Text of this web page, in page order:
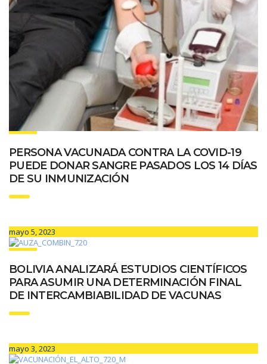
PERSONA VACUNADA CONTRA LA COVID-19
PUEDE DONAR SANGRE PASADOS LOS 14 DÍAS
DE SU INMUNIZACIÓN
mayo 5, 2023
BOLIVIA ANALIZARÁ ESTUDIOS CIENTÍFICOS
PARA ASUMIR UNA DETERMINACIÓN FINAL
DE INTERCAMBIABILIDAD DE VACUNAS
mayo 3, 2023